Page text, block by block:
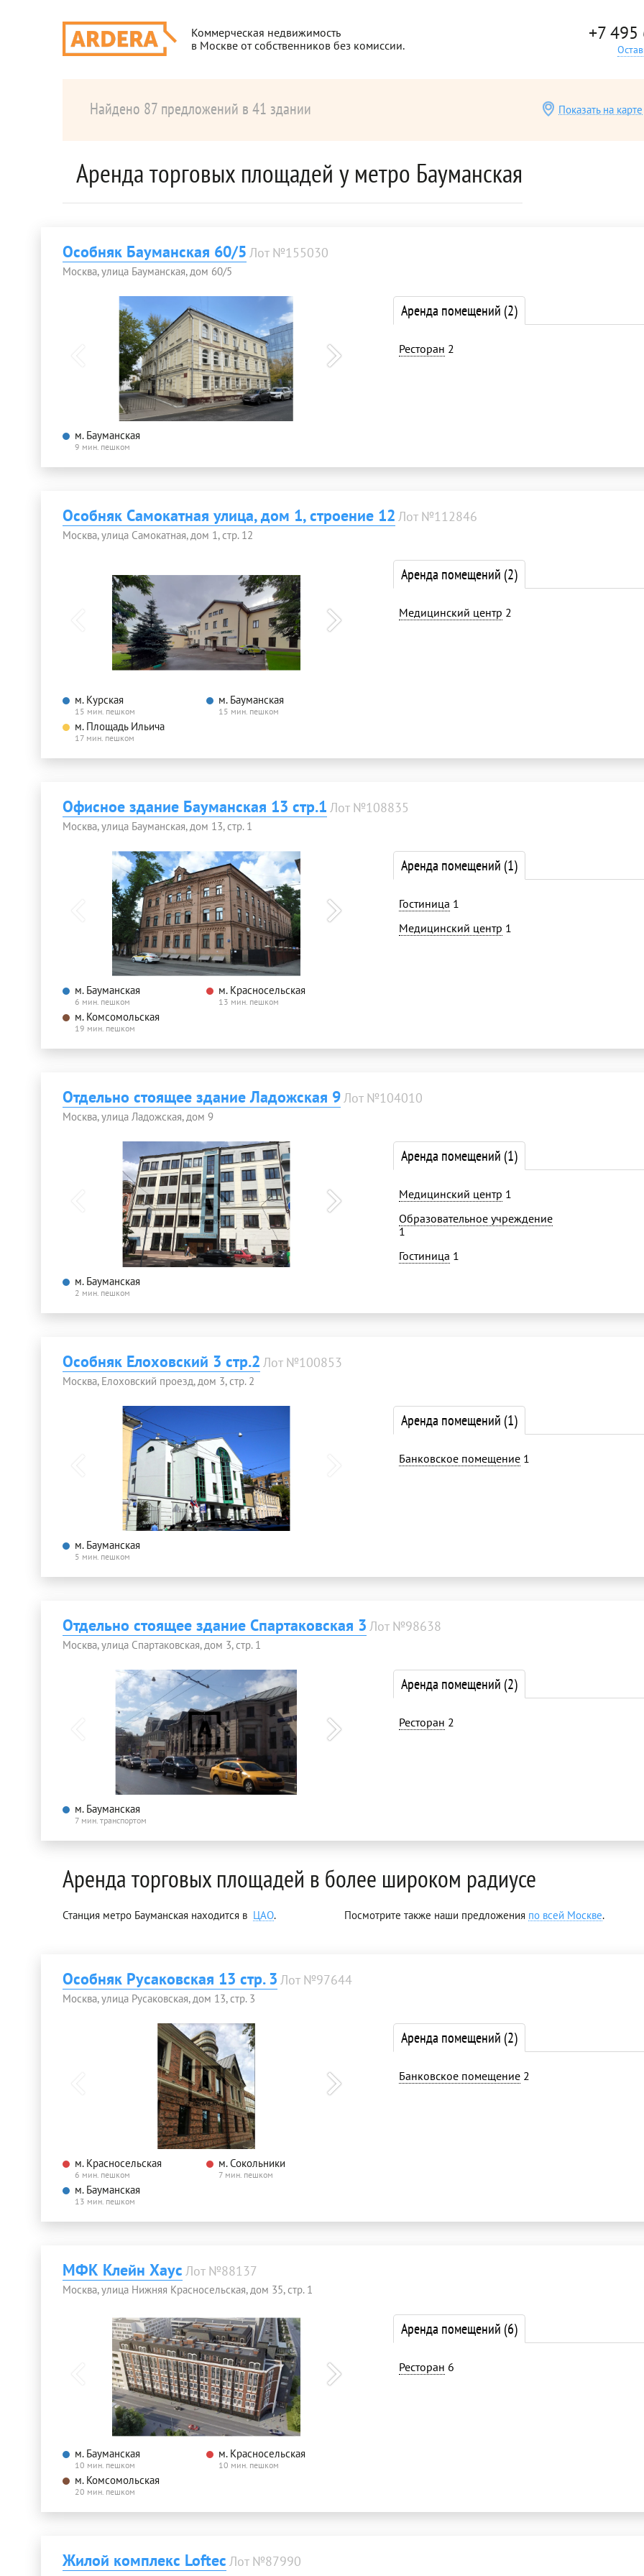
Коммерческая недвижимость
в Москве от собственников без комиссии.
+7
Найдено 87 предложений в 41 здании Показать на карте
Аренда торговых площадей у метро Бауманская
Особняк Бауманская 60/5 Лот №155030
Москва, улица Бауманская, дом 60/5
м. Бауманская
9 мин. пешком
Аренда помещений (2)
Ресторан 2
Особняк Самокатная улица, дом 1, строение 12 Лот №112846
Москва, улица Самокатная, дом 1, стр. 12
м. Курская
15 мин. пешком
м. Бауманская
15 мин. пешком
м. Площадь Ильича
17 мин. пешком
Аренда помещений (2)
Медицинский центр 2
Офисное здание Бауманская 13 стр.1 Лот №108835
Москва, улица Бауманская, дом 13, стр. 1
м. Бауманская
6 мин. пешком
м. Красносельская
13 мин. пешком
м. Комсомольская
19 мин. пешком
Аренда помещений (1)
Гостиница 1
Медицинский центр 1
Отдельно стоящее здание Ладожская 9Лот №104010
Москва, улица Ладожская, дом 9
м. Бауманская
2 мин. пешком
Аренда помещений (1)
Медицинский центр 1
Образовательное учреждение
1
Гостиница 1
Особняк Елоховский 3 стр.2 Лот №100853
Москва, Елоховский проезд, дом 3, стр. 2
м. Бауманская
5 мин. пешком
Аренда помещений (1)
Банковское помещение 1
Отдельно стоящее здание Спартаковская 3 Лот №98638
Москва, улица Спартаковская, дом 3, стр. 1
м. Бауманская
7 мин. транспортом
Аренда помещений (2)
Ресторан 2
Аренда торговых площадей в более широком радиусе
Станция метро Бауманская находится в ЦАО. Посмотрите также наши предложения по всей Москве.
Особняк Русаковская 13 стр. 3 Лот №97644
Москва, улица Русаковская, дом 13, стр. 3
м. Красносельская
6 мин. пешком
м. Сокольники
7 мин. пешком
м. Бауманская
13 мин. пешком
Аренда помещений (2)
Банковское помещение 2
МФК Клейн Хаус Лот №88137
Москва, улица Нижняя Красносельская, дом 35, стр. 1
м. Бауманская
10 мин. пешком
м. Красносельская
10 мин. пешком
м. Комсомольская
20 мин. пешком
Аренда помещений (6)
Ресторан 6
Жилой комплекс Loftec Лот №87990